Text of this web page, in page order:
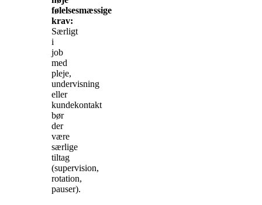
følelsesmæssige
krav:
Særligt
i
job
med
pleje,
undervisning
eller
kundekontakt
bør
der
være
særlige
tiltag
(supervision,
rotation,
pauser).